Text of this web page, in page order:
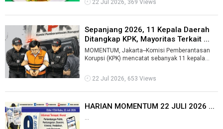
22 Jul 2026, 369 Views
Sepanjang 2026, 11 Kepala Daerah
Ditangkap KPK, Mayoritas Terkait ...
MOMENTUM, Jakarta--Komisi Pemberantasan
Korupsi (KPK) mencatat sebanyak 11 kepala
22 Jul 2026, 653 Views
HARIAN MOMENTUM 22 JULI 2026 ...
...